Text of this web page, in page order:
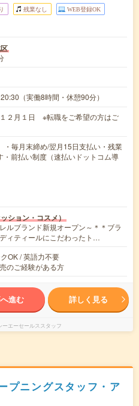
残業なし WEB登録OK
（実働8時間・休憩90分）
２月１日 ※転職をご希望の方はご
毎月末締め/翌月15日支払い・残業
・前払い制度（速払いドットコム導
ション・コスメ）
ルブランド新規オープン～＊＊ブラ
ィティールにこだわったト…
OK / 英語力不要
のご経験がある方
進む 詳しく見る
ーエーセールススタッフ
プニングスタッフ・ア